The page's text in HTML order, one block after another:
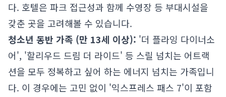
다. 호텔은 파크 접근성과 함께 수영장 등 부대시설을
갖춘 곳을 고려해볼 수 있습니다.
청소년 동반 가족 (만 13세 이상): '더 플라잉 다이너소
어', '할리우드 드림 더 라이드' 등 스릴 넘치는 어트랙
션을 모두 정복하고 싶어 하는 에너지 넘치는 가족입니
다. 이 경우에는 고민 없이 '익스프레스 패스 7'이 포함